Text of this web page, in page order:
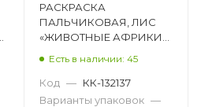
РАСКРАСКА
ПАЛЬЧИКОВАЯ, ЛИС
«ЖИВОТНЫЕ АФРИКИ»,
Есть в наличии: 45
Код — КК-132137
Варианты упаковок —